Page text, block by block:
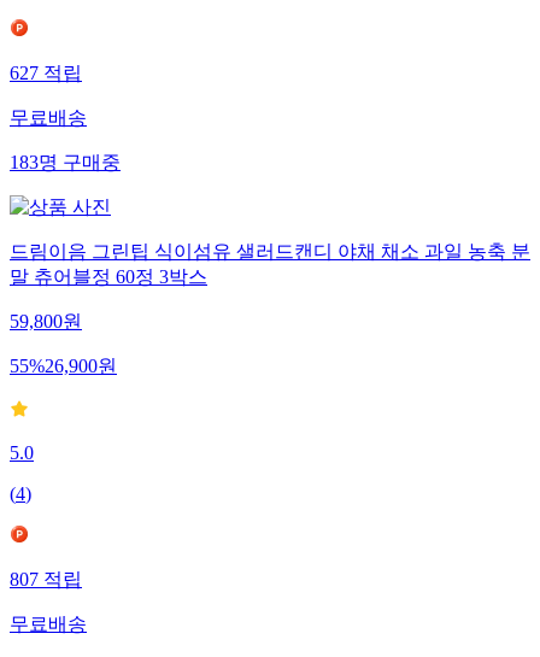
627 적립
무료배송
183명 구매중
드림이음 그린팁 식이섬유 샐러드캔디 야채 채소 과일 농축 분
말 츄어블정 60정 3박스
59,800원
55%26,900원
5.0
(4)
807 적립
무료배송